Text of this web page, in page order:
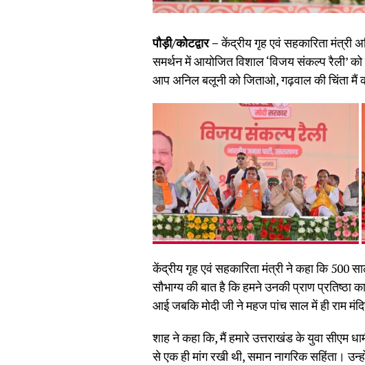
पौड़ी/कोटद्वार –केंद्रीय गृह एवं सहकारिता मंत्री
समर्थन में आयोजित विशाल ‘विजय संकल्प रैली’
आप अनिल बलूनी को जिताओ, गढ़वाल की चिंता मैं
केंद्रीय गृह एवं सहकारिता मंत्री ने कहा कि 500
सौभाग्य की बात है कि हमने उनकी प्राण
आई जबकि मोदी जी ने महज पांच साल में ही राम
शाह ने कहा कि, मैं हमारे उत्तराखंड के युवा सीएम
से एक ही मांग रखी थी, समान नागरिक सहिंता।